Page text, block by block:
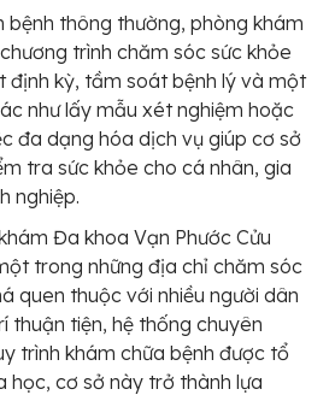
bệnh thông thường, phòng khám
trình chăm sóc sức khỏe
định kỳ, tầm soát bệnh lý và một
như lấy mẫu xét nghiệm hoặc
đa dạng hóa dịch vụ giúp cơ sở
tra sức khỏe cho cá nhân, gia
nghiệp.
Đa khoa Vạn Phước Cửu
trong những địa chỉ chăm sóc
quen thuộc với nhiều người dân
thuận tiện, hệ thống chuyên
trình khám chữa bệnh được tổ
học, cơ sở này trở thành lựa